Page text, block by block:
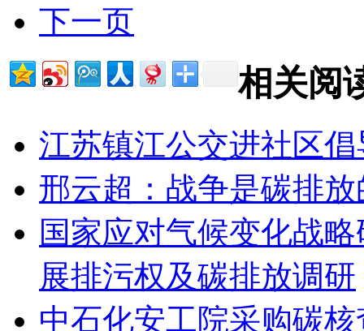
下一页
相关阅
江苏镇江公交进社区
邢云超：战争是碳排
国家应对气候变化战
展排污权及碳排放调研
中石化安工院采购碳